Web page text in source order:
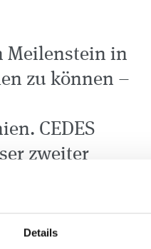
Details
Meilenstein in
zu können –
CEDES
zweiter
und alle
Während